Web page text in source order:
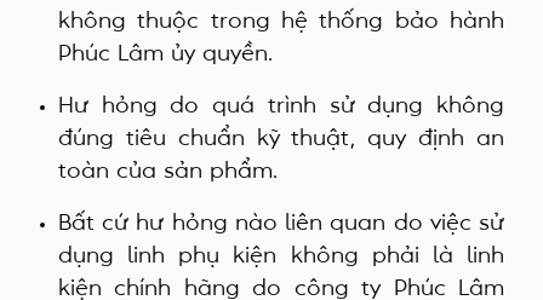
không thuộc trong hệ thống bảo hành
Phúc Lâm ủy quyền.
Hư hỏng do quá trình sử dụng không
đúng tiêu chuẩn kỹ thuật, quy định an
toàn của sản phẩm.
Bất cứ hư hỏng nào liên quan do việc sử
dụng linh phụ kiện không phải là linh
kiện chính hãng do công ty Phúc Lâm